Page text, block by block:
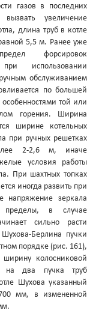
газов в последних
увеличение
длина труб в котле
5,5 м. Ранее уже
форсировок
использовании
обслуживанием
по большей
той или
горения. Ширина
ширине котельных
при ручных решетках
2-2,6 м, иначе
условия работы
При шахтных топках
иногда развить при
зеркала
пределы, в случае
сильно расти
Берлина пучки
порядке (рис. 161),
ширину колосниковой
на два пучка труб
Шухова указанный
мм, в измененной